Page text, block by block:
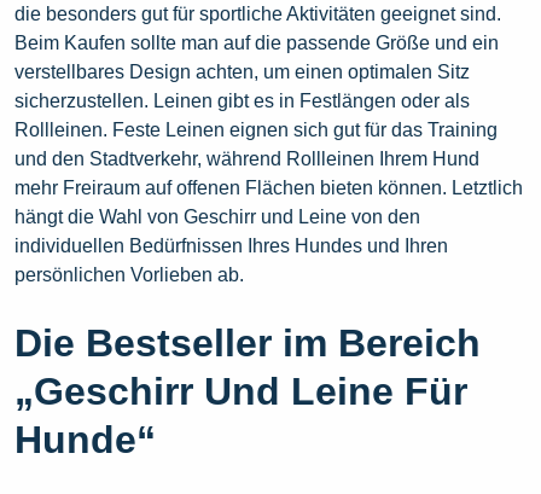
die besonders gut für sportliche Aktivitäten geeignet sind.
Beim Kaufen sollte man auf die passende Größe und ein
verstellbares Design achten, um einen optimalen Sitz
sicherzustellen. Leinen gibt es in Festlängen oder als
Rollleinen. Feste Leinen eignen sich gut für das Training
und den Stadtverkehr, während Rollleinen Ihrem Hund
mehr Freiraum auf offenen Flächen bieten können. Letztlich
hängt die Wahl von Geschirr und Leine von den
individuellen Bedürfnissen Ihres Hundes und Ihren
persönlichen Vorlieben ab.
Die Bestseller im Bereich
„Geschirr Und Leine Für
Hunde“